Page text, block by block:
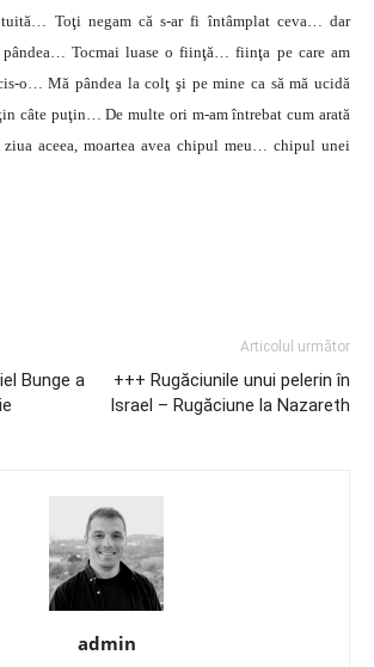
Toţi negam că s-ar fi întâmplat ceva… dar
Tocmai luase o fiinţă… fiinţa pe care am
o… Mă pândea la colţ şi pe mine ca să mă ucidă
câte puţin… De multe ori m-am întrebat cum arată
aceea, moartea avea chipul meu… chipul unei
Bunge a
Articolul următor
+++ Rugăciunile unui pelerin în
Israel – Rugăciune la Nazareth
admin